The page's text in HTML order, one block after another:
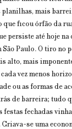
planilhas, mais
ficou órfão da
persiste até hoje na
Paulo. O tiro no
alto, mais
vez menos
ou as formas de
de barreira; tudo
fechadas
se uma